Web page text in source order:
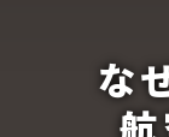
な